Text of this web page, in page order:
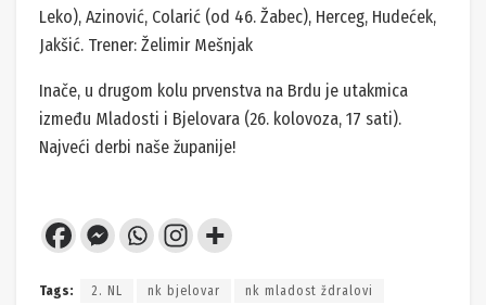
Leko), Azinović, Colarić (od 46. Žabec), Herceg, Hudećek,
Jakšić. Trener: Želimir Mešnjak
Inače, u drugom kolu prvenstva na Brdu je utakmica
između Mladosti i Bjelovara (26. kolovoza, 17 sati).
Najveći derbi naše županije!
Tags: 2. NL nk bjelovar nk mladost ždralovi